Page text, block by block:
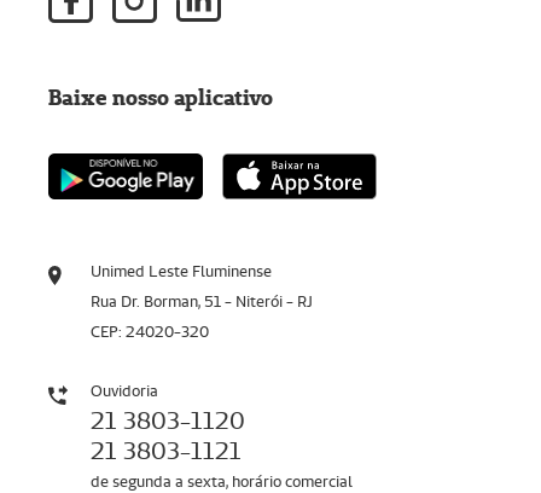
Unimed Leste Fluminense
Rua Dr. Borman, 51 - Niterói - RJ
CEP: 24020-320
Ouvidoria
21 3803-1120
21 3803-1121
de segunda a sexta, horário comercial
Baixe nosso aplicativo